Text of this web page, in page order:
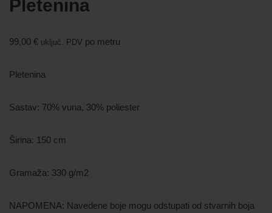
Pletenina
99,00 € uključ. PDV po metru
Pletenina
Sastav: 70% vuna, 30% poliester
Širina: 150 cm
Gramaža: 330 g/m2
NAPOMENA: Navedene boje mogu odstupati od stvarnih boja